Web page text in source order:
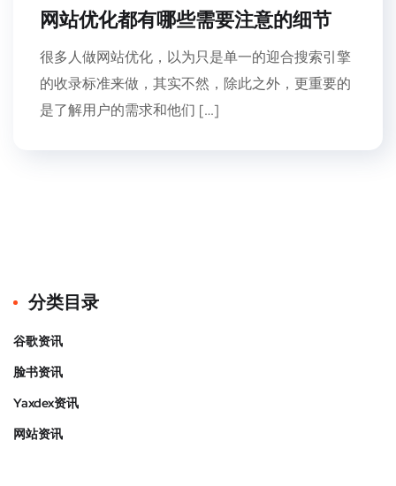
网站优化都有哪些需要注意的细节
很多人做网站优化，以为只是单一的迎合搜索引擎
的收录标准来做，其实不然，除此之外，更重要的
是了解用户的需求和他们 […]
分类目录
谷歌资讯
脸书资讯
Yaxdex资讯
网站资讯